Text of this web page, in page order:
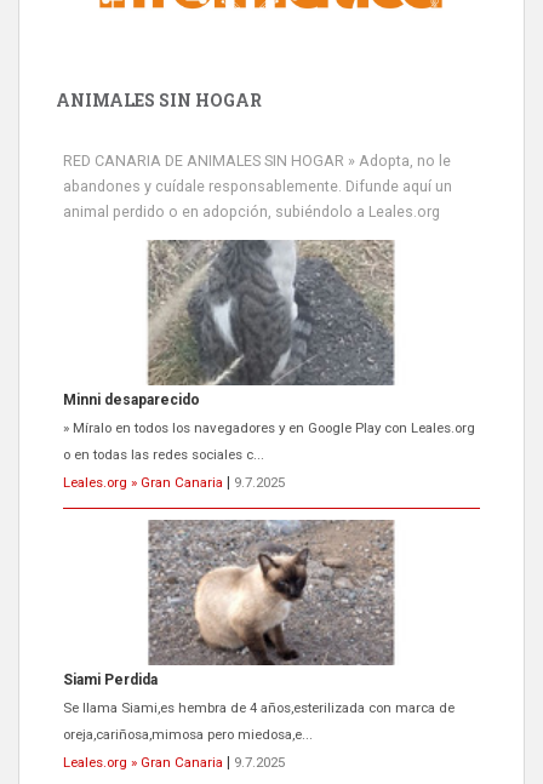
ANIMALES SIN HOGAR
RED CANARIA DE ANIMALES SIN HOGAR » Adopta, no le
abandones y cuídale responsablemente. Difunde aquí un
animal perdido o en adopción, subiéndolo a Leales.org
Siami Perdida
Se llama Siami,es hembra de 4 años,esterilizada con marca de
oreja,cariñosa,mimosa pero miedosa,e...
Leales.org » Gran Canaria | 9.7.2025
ADOPCIÓN URGENTE GATA TEROR GRAN CANARIA
El ayuntamiento se va a llevar a Los Gatos callejeros de la zona los
próximos días, ella incluida...
Leales.org » Gran Canaria | 9.7.2025